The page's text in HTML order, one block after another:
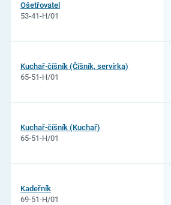
Ošetřovatel
53-41-H/01
Kuchař-číšník (Číšník, servírka)
65-51-H/01
Kuchař-číšník (Kuchař)
65-51-H/01
Kadeřník
69-51-H/01